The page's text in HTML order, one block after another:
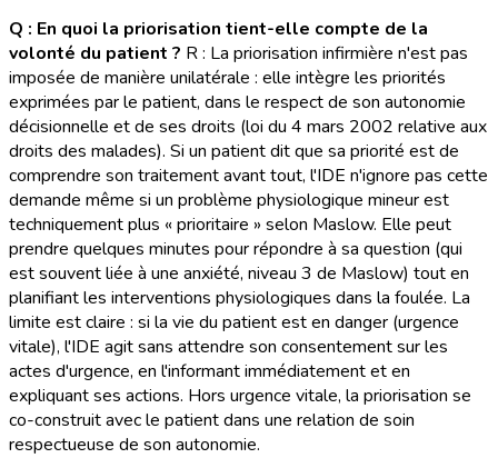
Q : En quoi la priorisation tient-elle compte de la
volonté du patient ? R : La priorisation infirmière n'est pas
imposée de manière unilatérale : elle intègre les priorités
exprimées par le patient, dans le respect de son autonomie
décisionnelle et de ses droits (loi du 4 mars 2002 relative aux
droits des malades). Si un patient dit que sa priorité est de
comprendre son traitement avant tout, l'IDE n'ignore pas cette
demande même si un problème physiologique mineur est
techniquement plus « prioritaire » selon Maslow. Elle peut
prendre quelques minutes pour répondre à sa question (qui
est souvent liée à une anxiété, niveau 3 de Maslow) tout en
planifiant les interventions physiologiques dans la foulée. La
limite est claire : si la vie du patient est en danger (urgence
vitale), l'IDE agit sans attendre son consentement sur les
actes d'urgence, en l'informant immédiatement et en
expliquant ses actions. Hors urgence vitale, la priorisation se
co-construit avec le patient dans une relation de soin
respectueuse de son autonomie.